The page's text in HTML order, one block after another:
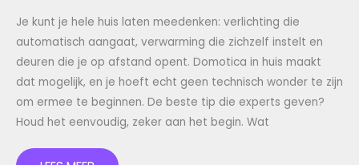
Je kunt je hele huis laten meedenken: verlichting die
automatisch aangaat, verwarming die zichzelf instelt en
deuren die je op afstand opent. Domotica in huis maakt
dat mogelijk, en je hoeft echt geen technisch wonder te zijn
om ermee te beginnen. De beste tip die experts geven?
Houd het eenvoudig, zeker aan het begin. Wat